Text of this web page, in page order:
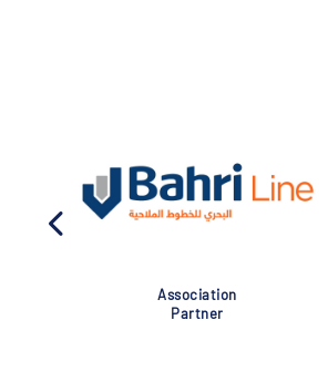
Association
Partner